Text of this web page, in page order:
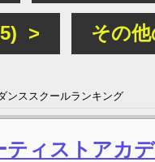
> その
ンススクールランキング
ィストアカ